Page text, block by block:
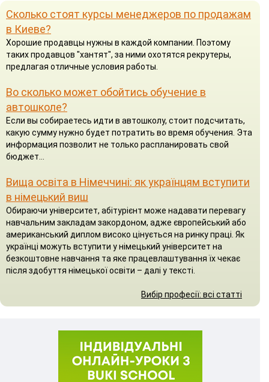
Сколько стоят курсы менеджеров по продажам
в Киеве?
Хорошие продавцы нужны в каждой компании. Поэтому
таких продавцов "хантят", за ними охотятся рекрутеры,
предлагая отличные условия работы.
Во сколько может обойтись обучение в
автошколе?
Если вы собираетесь идти в автошколу, стоит подсчитать,
какую сумму нужно будет потратить во время обучения. Эта
информация позволит не только распланировать свой
бюджет...
Вища освіта в Німеччині: як українцям вступити
в німецький виш
Обираючи університет, абітурієнт може надавати перевагу
навчальним закладам закордоном, адже європейський або
американський диплом високо цінується на ринку праці. Як
українці можуть вступити у німецький університет на
безкоштовне навчання та яке працевлаштування їх чекає
після здобуття німецької освіти – далі у тексті.
Вибір професії: всі статті